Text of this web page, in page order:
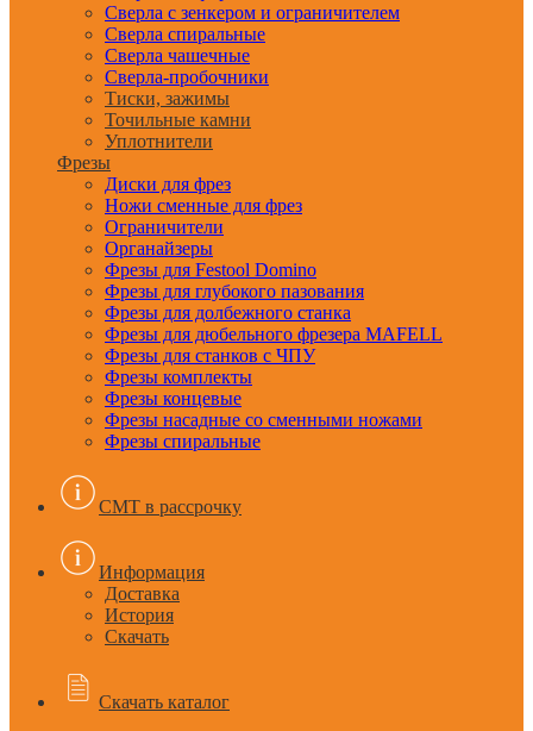
Сверла с зенкером и ограничителем
Сверла спиральные
Сверла чашечные
Сверла-пробочники
Тиски, зажимы
Точильные камни
Уплотнители
Фрезы
Диски для фрез
Ножи сменные для фрез
Ограничители
Органайзеры
Фрезы для Festool Domino
Фрезы для глубокого пазования
Фрезы для долбежного станка
Фрезы для дюбельного фрезера MAFELL
Фрезы для станков с ЧПУ
Фрезы комплекты
Фрезы концевые
Фрезы насадные со сменными ножами
Фрезы спиральные
CMT в рассрочку
Информация
Доставка
История
Скачать
Скачать каталог